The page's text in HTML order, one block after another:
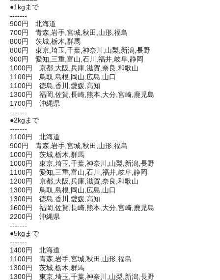
●1kgまで
-------
900円 北海道
700円 青森,岩手,宮城,秋田,山形,福島
800円 茨城,栃木,群馬
800円 東京,埼玉,千葉,神奈川,山梨,新潟,長野
900円 愛知,三重,富山,石川,福井,岐阜,静岡
1000円 京都,大阪,兵庫,滋賀,奈良,和歌山
1100円 鳥取,島根,岡山,広島,山口
1100円 徳島,香川,愛媛,高知
1300円 福岡,佐賀,長崎,熊本,大分,宮崎,鹿児島
1700円 沖縄県
-------
●2kgまで
-------
1100円 北海道
900円 青森,岩手,宮城,秋田,山形,福島
1000円 茨城,栃木,群馬
1000円 東京,埼玉,千葉,神奈川,山梨,新潟,長野
1100円 愛知,三重,富山,石川,福井,岐阜,静岡
1200円 京都,大阪,兵庫,滋賀,奈良,和歌山
1300円 鳥取,島根,岡山,広島,山口
1300円 徳島,香川,愛媛,高知
1600円 福岡,佐賀,長崎,熊本,大分,宮崎,鹿児島
2200円 沖縄県
-------
●5kgまで
-------
1400円 北海道
1100円 青森,岩手,宮城,秋田,山形,福島
1300円 茨城,栃木,群馬
1300円 東京,埼玉,千葉,神奈川,山梨,新潟,長野